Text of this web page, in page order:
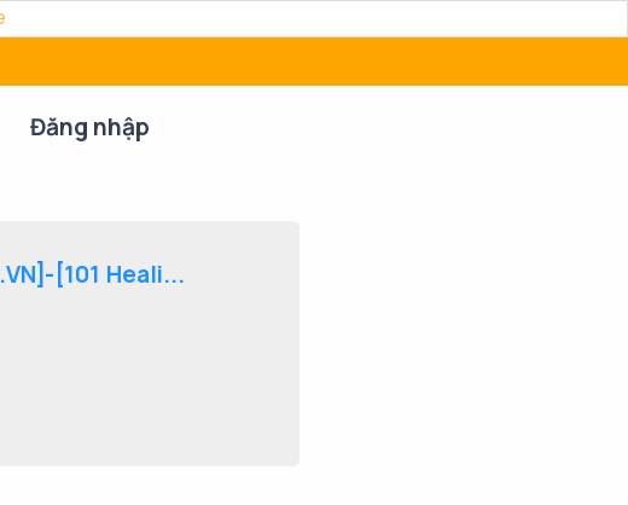
Đăng nhập
[101 Heali...